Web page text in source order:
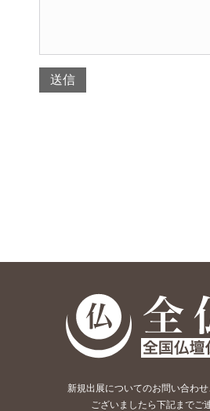
新規出展についてのお問い合わ
ございましたら下記までご